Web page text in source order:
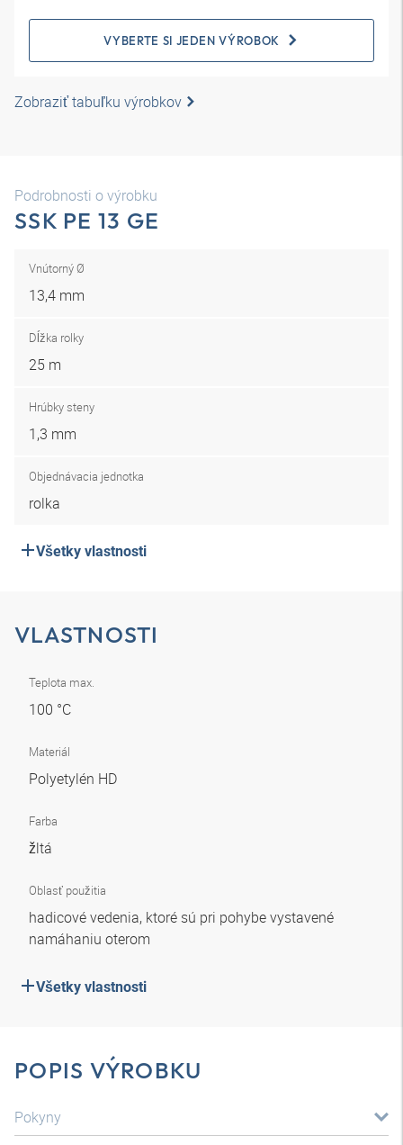
VYBERTE SI JEDEN VÝROBOK
Zobraziť tabuľku výrobkov
Podrobnosti o výrobku
SSK PE 13 GE
Vnútorný Ø
13,4 mm
Dĺžka rolky
25 m
Hrúbky steny
1,3 mm
Objednávacia jednotka
rolka
Všetky vlastnosti
VLASTNOSTI
Teplota max.
100 °C
Materiál
Polyetylén HD
Farba
žltá
Oblasť použitia
hadicové vedenia, ktoré sú pri pohybe vystavené
namáhaniu oterom
Všetky vlastnosti
POPIS VÝROBKU
Pokyny